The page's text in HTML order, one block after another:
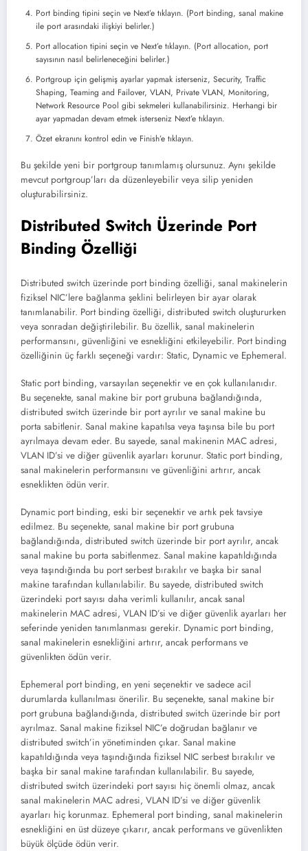
Port binding tipini seçin ve Next’e tıklayın. (Port binding, sanal makine
ile port arasındaki ilişkiyi belirler.)
Port allocation tipini seçin ve Next’e tıklayın. (Port allocation, port
sayısının nasıl belirleneceğini belirler.)
Portgroup için gelişmiş ayarlar yapmak isterseniz, Security, Traffic
Shaping, Teaming and Failover, VLAN, Private VLAN, Monitoring,
Network Resource Pool gibi sekmeleri kullanabilirsiniz. Herhangi bir
ayar yapmadan devam etmek isterseniz Next’e tıklayın.
Özet ekranını kontrol edin ve Finish’e tıklayın.
Bu şekilde yeni bir portgroup tanımlamış olursunuz. Aynı şekilde
mevcut portgroup’ları da düzenleyebilir veya silip yeniden
oluşturabilirsiniz.
Distributed Switch Üzerinde Port
Binding Özelliği
Distributed switch üzerinde port binding özelliği, sanal makinelerin
fiziksel NIC’lere bağlanma şeklini belirleyen bir ayar olarak
tanımlanabilir. Port binding özelliği, distributed switch oluştururken
veya sonradan değiştirilebilir. Bu özellik, sanal makinelerin
performansını, güvenliğini ve esnekliğini etkileyebilir. Port binding
özelliğinin üç farklı seçeneği vardır: Static, Dynamic ve Ephemeral.
Static port binding, varsayılan seçenektir ve en çok kullanılanıdır.
Bu seçenekte, sanal makine bir port grubuna bağlandığında,
distributed switch üzerinde bir port ayrılır ve sanal makine bu
porta sabitlenir. Sanal makine kapatılsa veya taşınsa bile bu port
ayrılmaya devam eder. Bu sayede, sanal makinenin MAC adresi,
VLAN ID’si ve diğer güvenlik ayarları korunur. Static port binding,
sanal makinelerin performansını ve güvenliğini artırır, ancak
esneklikten ödün verir.
Dynamic port binding, eski bir seçenektir ve artık pek tavsiye
edilmez. Bu seçenekte, sanal makine bir port grubuna
bağlandığında, distributed switch üzerinde bir port ayrılır, ancak
sanal makine bu porta sabitlenmez. Sanal makine kapatıldığında
veya taşındığında bu port serbest bırakılır ve başka bir sanal
makine tarafından kullanılabilir. Bu sayede, distributed switch
üzerindeki port sayısı daha verimli kullanılır, ancak sanal
makinelerin MAC adresi, VLAN ID’si ve diğer güvenlik ayarları her
seferinde yeniden tanımlanması gerekir. Dynamic port binding,
sanal makinelerin esnekliğini artırır, ancak performans ve
güvenlikten ödün verir.
Ephemeral port binding, en yeni seçenektir ve sadece acil
durumlarda kullanılması önerilir. Bu seçenekte, sanal makine bir
port grubuna bağlandığında, distributed switch üzerinde bir port
ayrılmaz. Sanal makine fiziksel NIC’e doğrudan bağlanır ve
distributed switch’in yönetiminden çıkar. Sanal makine
kapatıldığında veya taşındığında fiziksel NIC serbest bırakılır ve
başka bir sanal makine tarafından kullanılabilir. Bu sayede,
distributed switch üzerindeki port sayısı hiç önemli olmaz, ancak
sanal makinelerin MAC adresi, VLAN ID’si ve diğer güvenlik
ayarları hiç korunmaz. Ephemeral port binding, sanal makinelerin
esnekliğini en üst düzeye çıkarır, ancak performans ve güvenlikten
büyük ölçüde ödün verir.